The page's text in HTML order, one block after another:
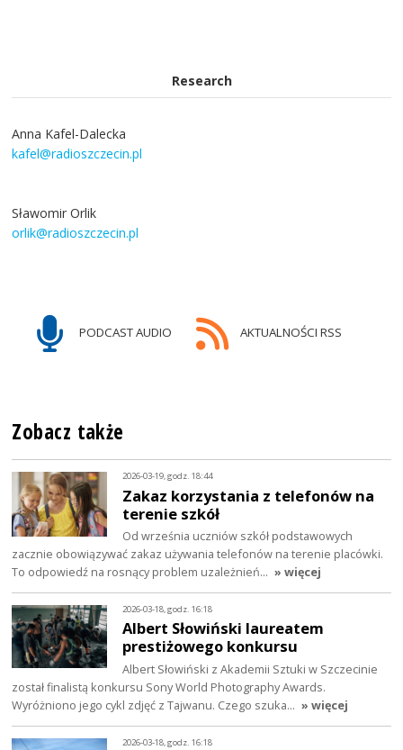
Research
Anna Kafel-Dalecka
kafel@radioszczecin.pl
Sławomir Orlik
orlik@radioszczecin.pl
PODCAST AUDIO AKTUALNOŚCI RSS
Zobacz także
2026-03-19, godz. 18:44
Zakaz korzystania z telefonów na
terenie szkół
Od września uczniów szkół podstawowych
zacznie obowiązywać zakaz używania telefonów na terenie placówki.
To odpowiedź na rosnący problem uzależnień… » więcej
2026-03-18, godz. 16:18
Albert Słowiński laureatem
prestiżowego konkursu
Albert Słowiński z Akademii Sztuki w Szczecinie
został finalistą konkursu Sony World Photography Awards.
Wyróżniono jego cykl zdjęć z Tajwanu. Czego szuka… » więcej
2026-03-18, godz. 16:18